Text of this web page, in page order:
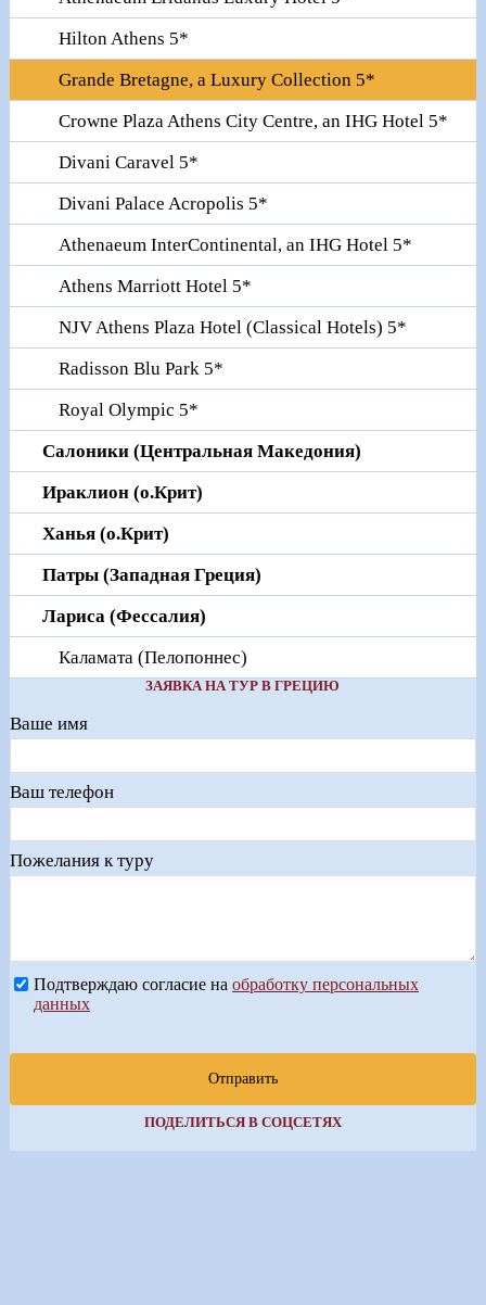
Hilton Athens 5*
Grande Bretagne, a Luxury Collection 5*
Crowne Plaza Athens City Centre, an IHG Hotel 5*
Divani Caravel 5*
Divani Palace Acropolis 5*
Athenaeum InterContinental, an IHG Hotel 5*
Athens Marriott Hotel 5*
NJV Athens Plaza Hotel (Classical Hotels) 5*
Radisson Blu Park 5*
Royal Olympic 5*
Салоники (Центральная Македония)
Ираклион (о.Крит)
Ханья (о.Крит)
Патры (Западная Греция)
Лариса (Фессалия)
Каламата (Пелопоннес)
ЗАЯВКА НА ТУР В ГРЕЦИЮ
Ваше имя
Ваш телефон
Пожелания к туру
Подтверждаю согласие на обработку персональных
данных
Отправить
ПОДЕЛИТЬСЯ В СОЦСЕТЯХ